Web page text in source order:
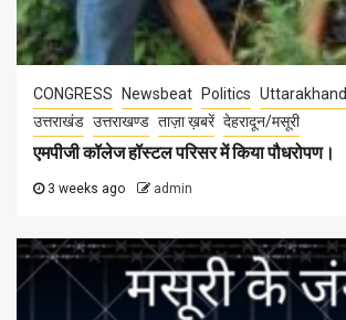
CONGRESS Newsbeat Politics Uttarakhand
उत्तराखंड उत्तराखण्ड ताज़ा ख़बरें देहरादून/मसूरी
एमपीजी कॉलेज हॉस्टल परिसर में किया पौधरोपण।
3 weeks ago admin